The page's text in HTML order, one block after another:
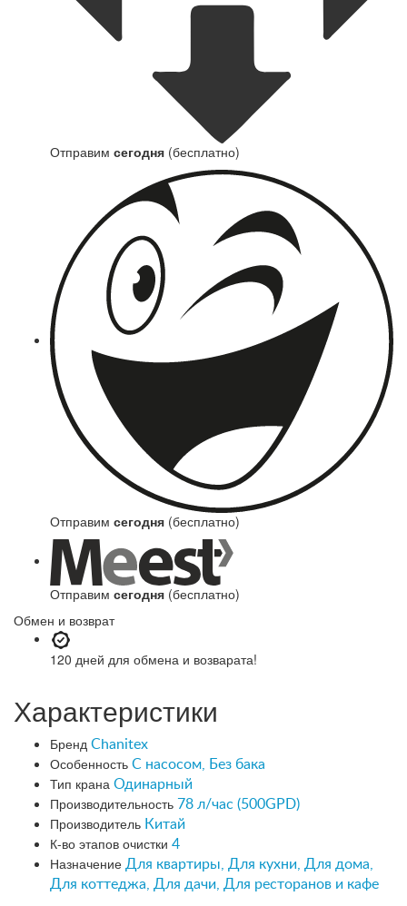
Отправим сегодня (бесплатно)
Отправим сегодня (бесплатно)
Отправим сегодня (бесплатно)
Обмен и возврат
120 дней для обмена и возварата!
Характеристики
Бренд Chanitex
Особенность С насосом, Без бака
Тип крана Одинарный
Производительность 78 л/час (500GPD)
Производитель Китай
К-во этапов очистки 4
Назначение Для квартиры, Для кухни, Для дома,
Для коттеджа, Для дачи, Для ресторанов и кафе